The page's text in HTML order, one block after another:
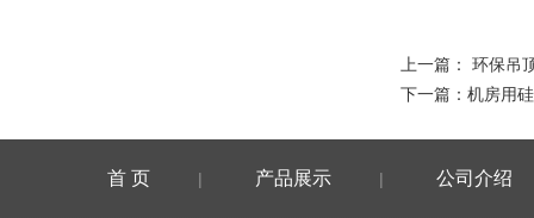
上一篇： 环保吊
下一篇： 机房用
首 页 | 产品展示 | 公司介绍